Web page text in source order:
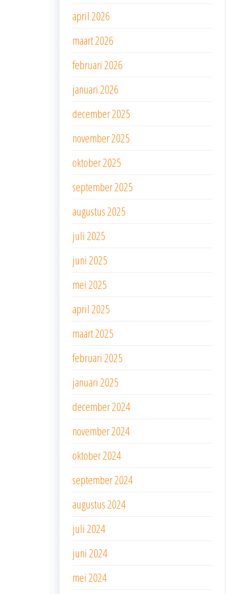
april 2026
maart 2026
februari 2026
januari 2026
december 2025
november 2025
oktober 2025
september 2025
augustus 2025
juli 2025
juni 2025
mei 2025
april 2025
maart 2025
februari 2025
januari 2025
december 2024
november 2024
oktober 2024
september 2024
augustus 2024
juli 2024
juni 2024
mei 2024